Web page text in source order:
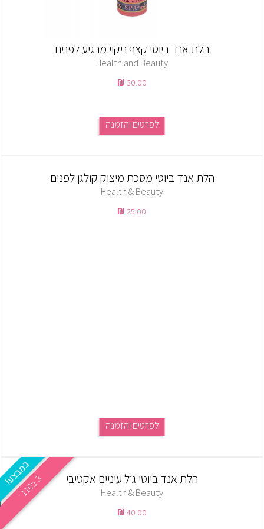
הלת אנד ביוטי קצף ניקוי מרגיע לפנים
Health and Beauty
30.00
לפרטים והזמנה
הלת אנד ביוטי מסכת מיצוק קולגן לפנים
Health & Beauty
25.00
לפרטים והזמנה
3
ב
1
1
0 הלת אנד ביוטי ג׳ל עיניים אקטיבי
Health & Beauty
40.00